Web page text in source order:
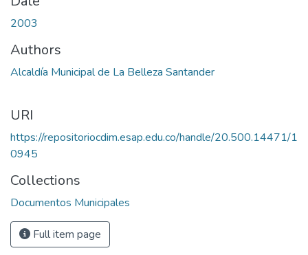
2003
Authors
Alcaldía Municipal de La Belleza Santander
URI
https://repositoriocdim.esap.edu.co/handle/20.500.14471/1
0945
Collections
Documentos Municipales
Full item page